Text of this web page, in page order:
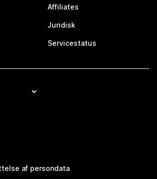
Affiliates
Juridisk
Servicestatus
af persondata